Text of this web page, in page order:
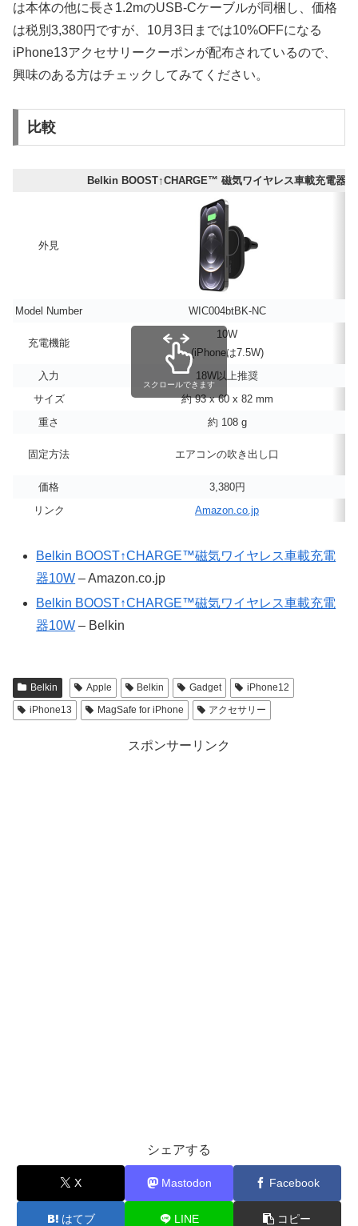
は本体の他に長さ1.2mのUSB-Cケーブルが同梱し、価格
は税別3,380円ですが、10月3日までは10%OFFになる
iPhone13アクセサリークーポンが配布されているので、
興味のある方はチェックしてみてください。
比較
Belkin BOOST↑CHARGE™ 磁気ワイヤレス車載充電器
外見
Model Number WIC004btBK-NC
充電機能
10W
(iPhoneは7.5W)
入力
18W以上推奨
サイズ
約 93 x 60 x 82 mm
重さ
約 108 g
固定方法 エアコンの吹き出し口
価格
3,380円
リンク
Amazon.co.jp
スクロールできます
Belkin BOOST↑CHARGE™磁気ワイヤレス車載充電
器10W – Amazon.co.jp
Belkin BOOST↑CHARGE™磁気ワイヤレス車載充電
器10W – Belkin
Belkin Apple Belkin Gadget
iPhone12
iPhone13
MagSafe for iPhone アクセサリー
スポンサーリンク
シェアする
X Mastodon Facebook
はてブ LINE コピー